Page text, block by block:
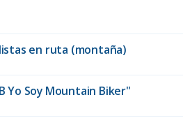
en ruta (montaña)
Yo Soy Mountain Biker"